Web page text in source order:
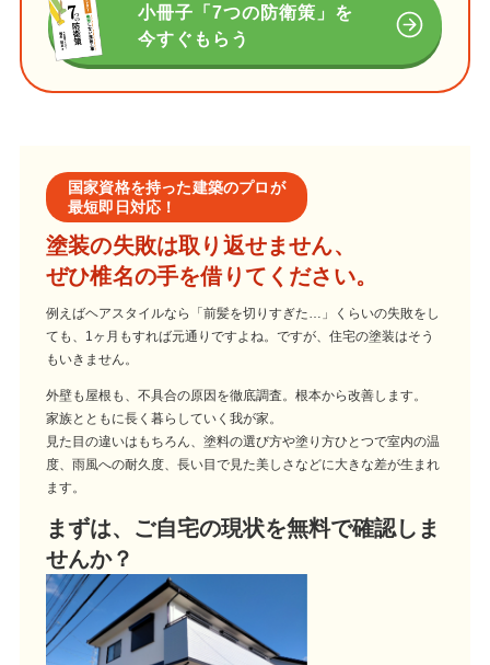
小冊子「7つの防衛策」を
今すぐもらう
国家資格を持った建築のプロが
最短即日対応！
塗装の失敗は取り返せません、
ぜひ椎名の手を借りてください。
例えばヘアスタイルなら「前髪を切りすぎた…」くらいの失敗をし
ても、1ヶ月もすれば元通りですよね。ですが、住宅の塗装はそう
もいきません。
外壁も屋根も、不具合の原因を徹底調査。根本から改善します。
家族とともに長く暮らしていく我が家。
見た目の違いはもちろん、塗料の選び方や塗り方ひとつで室内の温
度、雨風への耐久度、長い目で見た美しさなどに大きな差が生まれ
ます。
まずは、ご自宅の現状を無料で確認しま
せんか？